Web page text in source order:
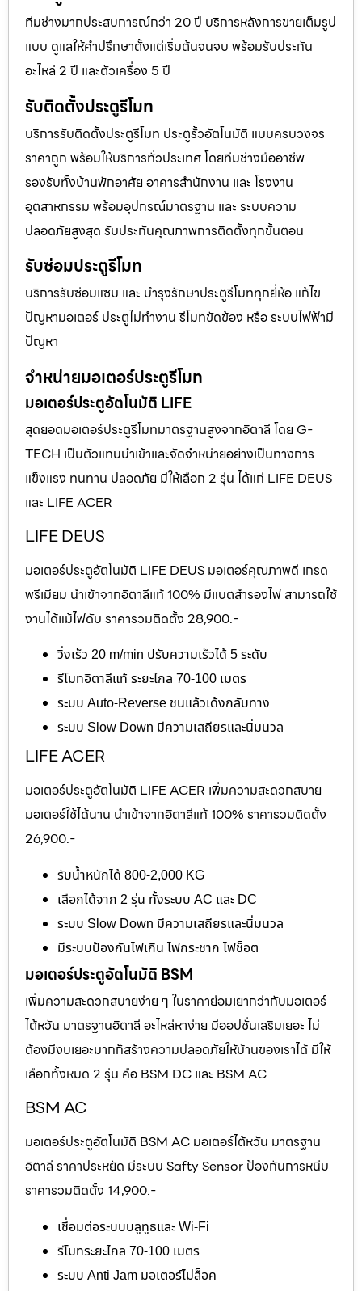
ทีมช่างมากประสบการณ์กว่า 20 ปี บริการหลังการขายเต็มรูป
แบบ ดูแลให้คำปรึกษาตั้งแต่เริ่มต้นจนจบ พร้อมรับประกัน
อะไหล่ 2 ปี และตัวเครื่อง 5 ปี
รับติดตั้งประตูรีโมท
บริการรับติดตั้งประตูรีโมท ประตูรั้วอัตโนมัติ แบบครบวงจร
ราคาถูก พร้อมให้บริการทั่วประเทศ โดยทีมช่างมืออาชีพ
รองรับทั้งบ้านพักอาศัย อาคารสำนักงาน และ โรงงาน
อุตสาหกรรม พร้อมอุปกรณ์มาตรฐาน และ ระบบความ
ปลอดภัยสูงสุด รับประกันคุณภาพการติดตั้งทุกขั้นตอน
รับซ่อมประตูรีโมท
บริการรับซ่อมแซม และ บำรุงรักษาประตูรีโมททุกยี่ห้อ แก้ไข
ปัญหามอเตอร์ ประตูไม่ทำงาน รีโมทขัดข้อง หรือ ระบบไฟฟ้ามี
ปัญหา
จำหน่ายมอเตอร์ประตูรีโมท
มอเตอร์ประตูอัตโนมัติ LIFE
สุดยอดมอเตอร์ประตูรีโมทมาตรฐานสูงจากอิตาลี โดย G-
TECH เป็นตัวแทนนำเข้าและจัดจำหน่ายอย่างเป็นทางการ
แข็งแรง ทนทาน ปลอดภัย มีให้เลือก 2 รุ่น ได้แก่ LIFE DEUS
และ LIFE ACER
LIFE DEUS
มอเตอร์ประตูอัตโนมัติ LIFE DEUS มอเตอร์คุณภาพดี เกรด
พรีเมียม นำเข้าจากอิตาลีแท้ 100% มีแบตสำรองไฟ สามารถใช้
งานได้แม้ไฟดับ ราคารวมติดตั้ง 28,900.-
วิ่งเร็ว 20 m/min ปรับความเร็วได้ 5 ระดับ
รีโมทอิตาลีแท้ ระยะไกล 70-100 เมตร
ระบบ Auto-Reverse ชนแล้วเด้งกลับทาง
ระบบ Slow Down มีความเสถียรและนิ่มนวล
LIFE ACER
มอเตอร์ประตูอัตโนมัติ LIFE ACER เพิ่มความสะดวกสบาย
มอเตอร์ใช้ได้นาน นำเข้าจากอิตาลีแท้ 100% ราคารวมติดตั้ง
26,900.-
รับน้ำหนักได้ 800-2,000 KG
เลือกได้จาก 2 รุ่น ทั้งระบบ AC และ DC
ระบบ Slow Down มีความเสถียรและนิ่มนวล
มีระบบป้องกันไฟเกิน ไฟกระชาก ไฟช็อต
มอเตอร์ประตูอัตโนมัติ BSM
เพิ่มความสะดวกสบายง่าย ๆ ในราคาย่อมเยากว่ากับมอเตอร์
ไต้หวัน มาตรฐานอิตาลี อะไหล่หาง่าย มีออปชั่นเสริมเยอะ ไม่
ต้องมีงบเยอะมากก็สร้างความปลอดภัยให้บ้านของเราได้ มีให้
เลือกทั้งหมด 2 รุ่น คือ BSM DC และ BSM AC
BSM AC
มอเตอร์ประตูอัตโนมัติ BSM AC มอเตอร์ไต้หวัน มาตรฐาน
อิตาลี ราคาประหยัด มีระบบ Safty Sensor ป้องกันการหนีบ
ราคารวมติดตั้ง 14,900.-
เชื่อมต่อระบบบลูทูธและ Wi-Fi
รีโมทระยะไกล 70-100 เมตร
ระบบ Anti Jam มอเตอร์ไม่ล็อค